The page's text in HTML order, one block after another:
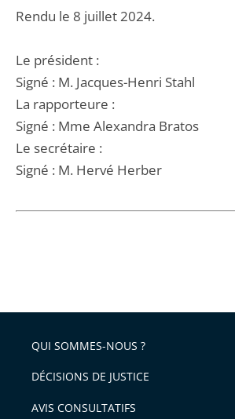
Rendu le 8 juillet 2024.
Le président :
Signé : M. Jacques-Henri Stahl
La rapporteure :
Signé : Mme Alexandra Bratos
Le secrétaire :
Signé : M. Hervé Herber
QUI SOMMES-NOUS ?
DÉCISIONS DE JUSTICE
AVIS CONSULTATIFS